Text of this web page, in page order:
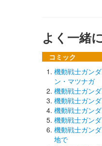
よく一緒
コミック
機動戦士ガン
ン・マツナガ
機動戦士ガン
機動戦士ガン
機動戦士ガン
機動戦士ガン
機動戦士ガン
地で